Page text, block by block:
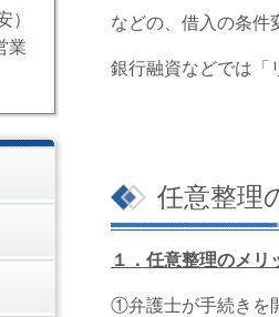
などの、借入の条件
銀行融資などでは「
任意整理
１．任意整理のメリ
①弁護士が手続きを
）
業